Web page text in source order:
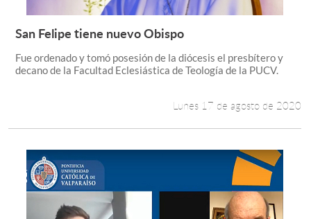
Formación Continua
Estudiantes
San Felipe tiene nuevo Obispo
Fue ordenado y tomó posesión de la diócesis el presbítero y
decano de la Facultad Eclesiástica de Teología de la PUCV.
Lunes 17 de agosto de 2020